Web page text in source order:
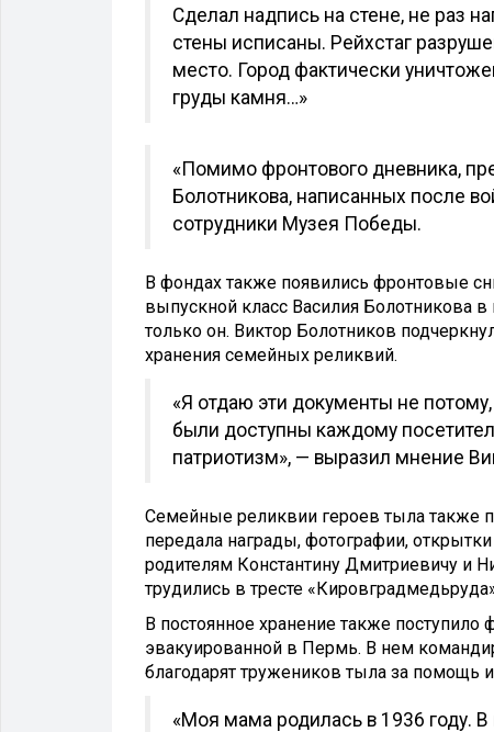
Сделал надпись на стене, не раз
стены исписаны. Рейхстаг
место. Город фактически
груды камня…»
«Помимо фронтового дневника,
Болотникова, написанных после
сотрудники Музея Победы.
В фондах также появились фронтовые
выпускной класс Василия Болотникова
только он. Виктор Болотников
хранения семейных реликвий.
«Я отдаю эти документы не
были доступны каждому
патриотизм», — выразил мнение
Семейные реликвии героев тыла также
передала награды, фотографии,
родителям Константину Дмитриевичу
трудились в тресте
В постоянное хранение также
эвакуированной в Пермь. В нем
благодарят тружеников тыла за помощь
«Моя мама родилась в 1936 году.